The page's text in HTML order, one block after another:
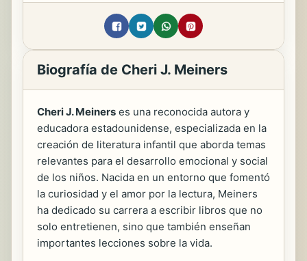
Biografía de Cheri J. Meiners
Cheri J. Meiners es una reconocida autora y
educadora estadounidense, especializada en la
creación de literatura infantil que aborda temas
relevantes para el desarrollo emocional y social
de los niños. Nacida en un entorno que fomentó
la curiosidad y el amor por la lectura, Meiners
ha dedicado su carrera a escribir libros que no
solo entretienen, sino que también enseñan
importantes lecciones sobre la vida.